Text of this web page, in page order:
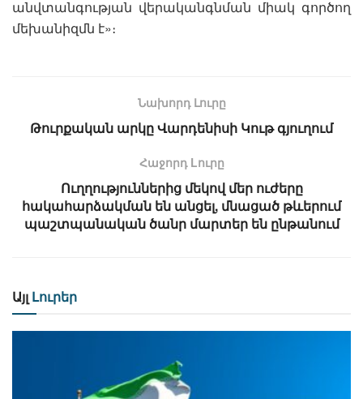
անվտանգության վերականգնման միակ գործող
մեխանիզմն է»։
Նախորդ Լուրը
Թուրքական արկը Վարդենիսի Կութ գյուղում
Հաջորդ Lուրը
Ուղղություններից մեկով մեր ուժերը
հակահարձակման են անցել, մնացած թևերում
պաշտպանական ծանր մարտեր են ընթանում
Այլ Լուրեր